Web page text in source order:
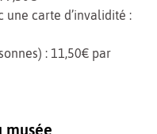
une carte d’invalidité :
: 11,50€ par
musée